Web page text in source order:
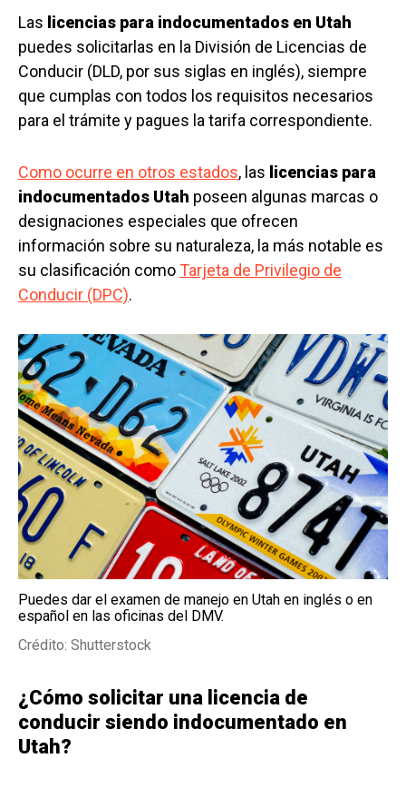
Las licencias para indocumentados en Utah
puedes solicitarlas en la División de Licencias de
Conducir (DLD, por sus siglas en inglés), siempre
que cumplas con todos los requisitos necesarios
para el trámite y pagues la tarifa correspondiente.
Como ocurre en otros estados, las licencias para
indocumentados Utah poseen algunas marcas o
designaciones especiales que ofrecen
información sobre su naturaleza, la más notable es
su clasificación como Tarjeta de Privilegio de
Conducir (DPC).
Puedes dar el examen de manejo en Utah en inglés o en
español en las oficinas del DMV.
Crédito: Shutterstock
¿Cómo solicitar una licencia de
conducir siendo indocumentado en
Utah?